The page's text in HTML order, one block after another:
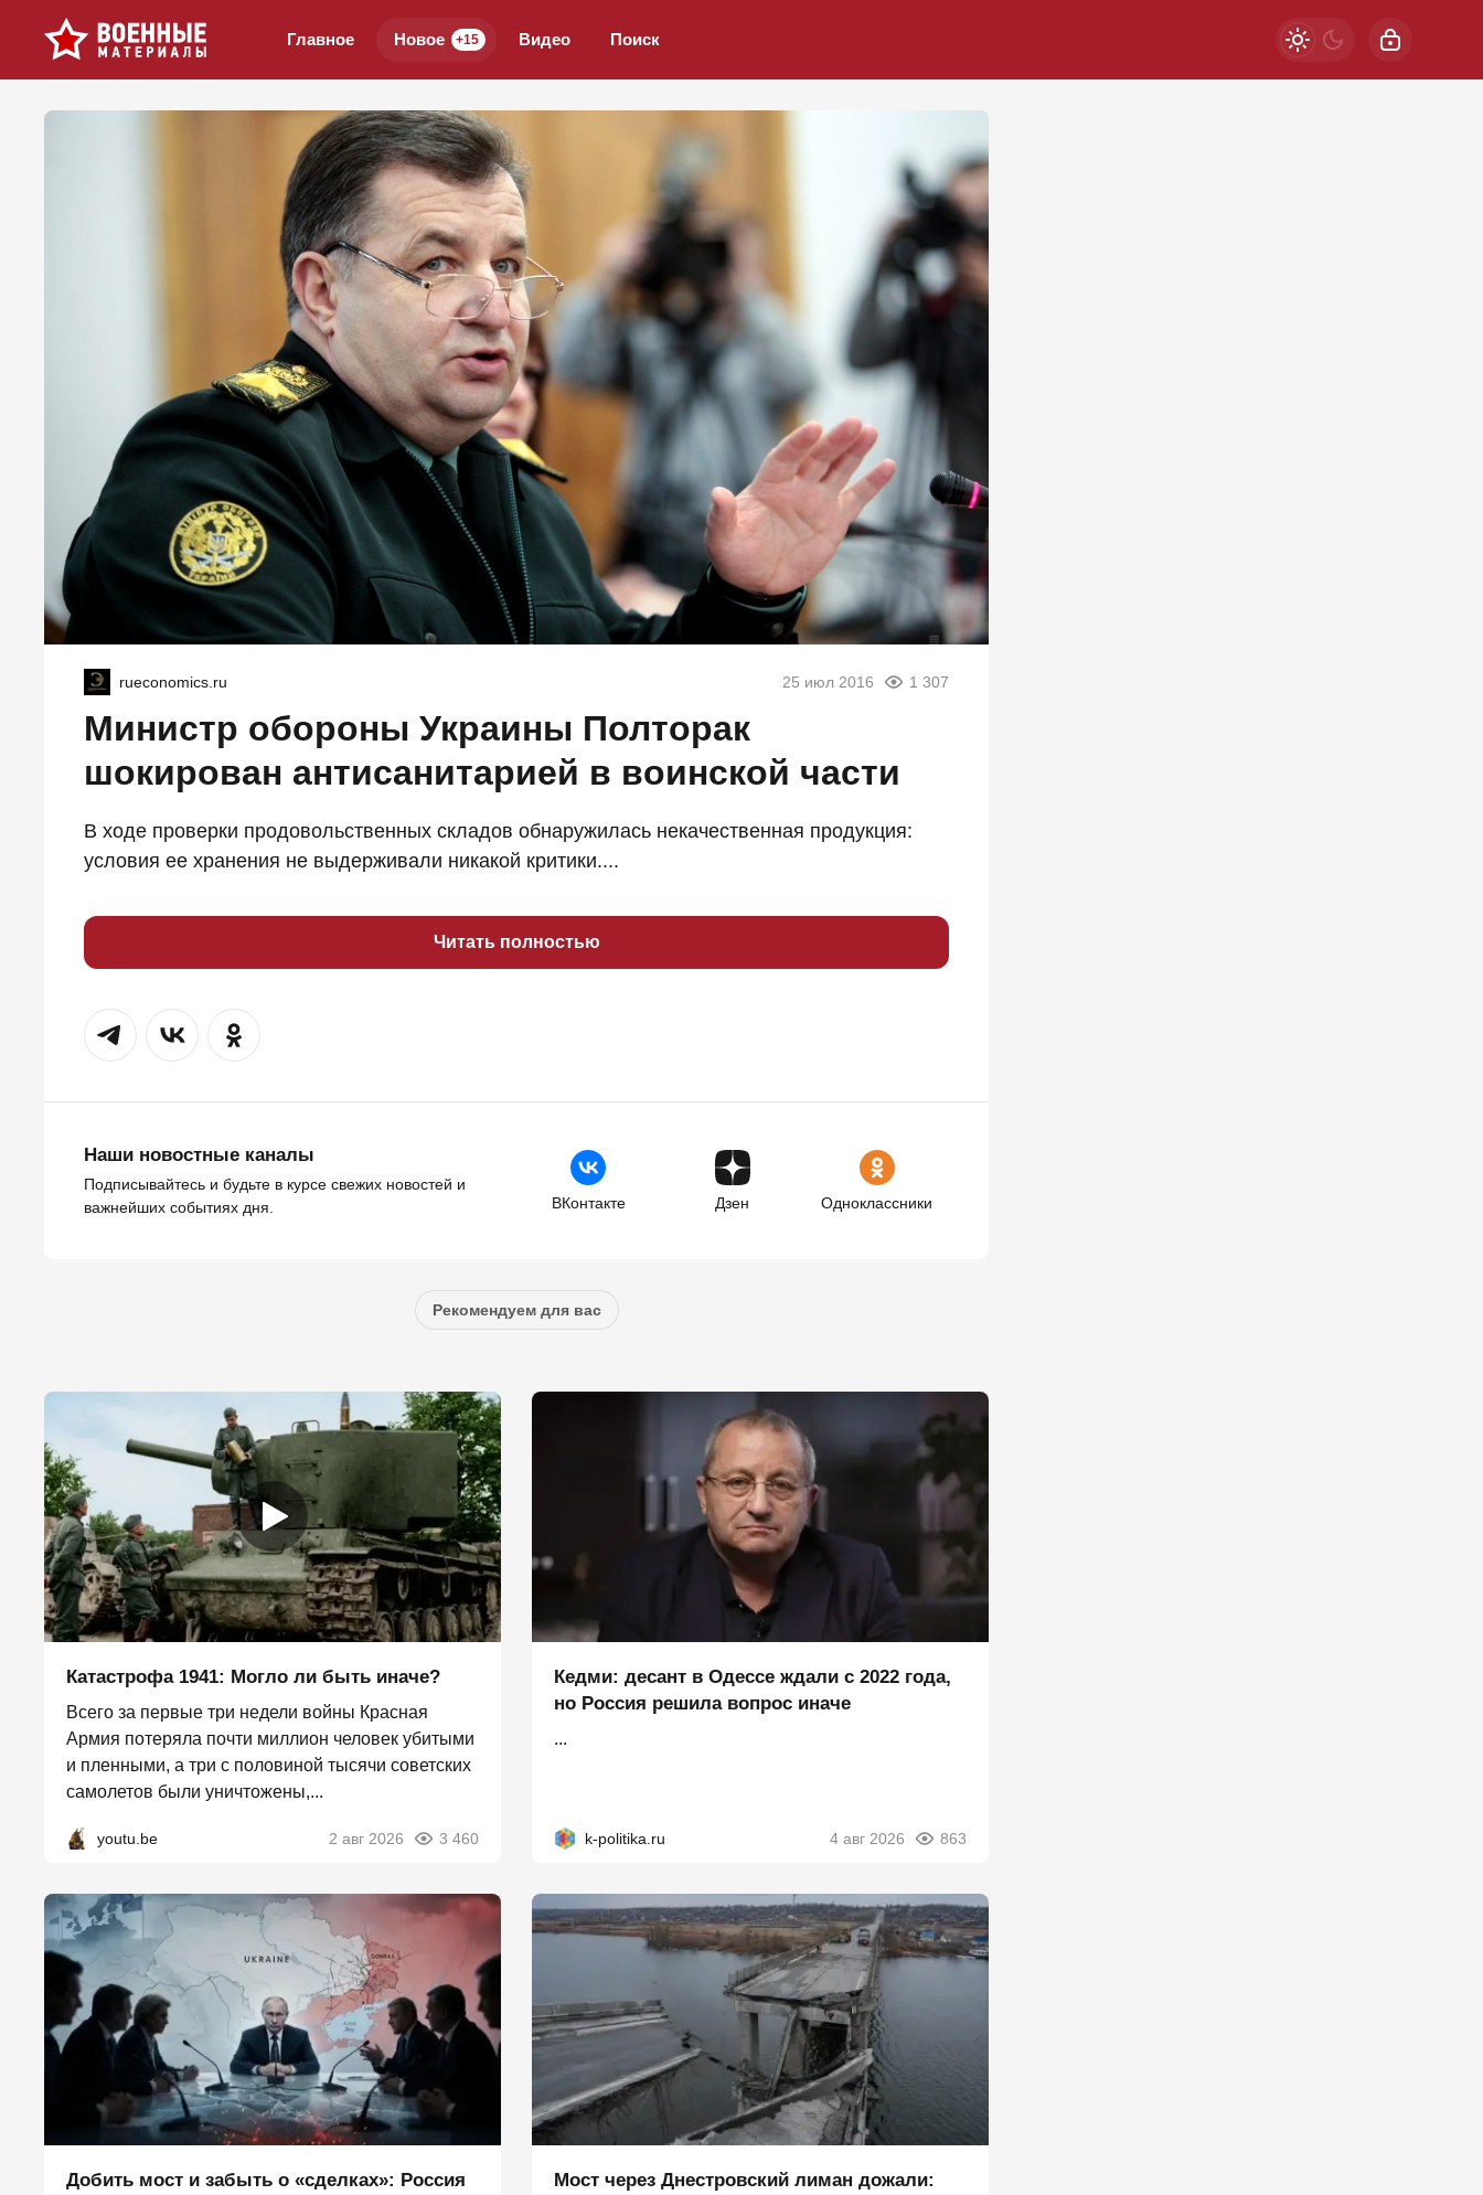
Главное Новое +15 Видео Поиск
rueconomics.ru 25 июл 2016 1 307
Министр обороны Украины Полторак
шокирован антисанитарией в воинской части
В ходе проверки продовольственных складов обнаружилась некачественная продукция:
условия ее хранения не выдерживали никакой критики....
Читать полностью
Наши новостные каналы
Подписывайтесь и будьте в курсе свежих новостей и
важнейших событиях дня.
ВКонтакте Дзен Одноклассники
Рекомендуем для вас
Катастрофа 1941: Могло ли быть иначе?
Всего за первые три недели войны Красная
Армия потеряла почти миллион человек убитыми
и пленными, а три с половиной тысячи советских
самолетов были уничтожены,...
youtu.be 2 авг 2026 3 460
Кедми: десант в Одессе ждали с 2022 года,
но Россия решила вопрос иначе
...
k-politika.ru 4 авг 2026 863
Добить мост и забыть о «сделках»: Россия
Мост через Днестровский лиман дожали: